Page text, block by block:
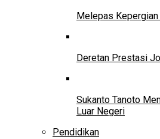
Melepas
Deretan Prestasi
Sukanto Tanoto
Luar Negeri
Pendidikan